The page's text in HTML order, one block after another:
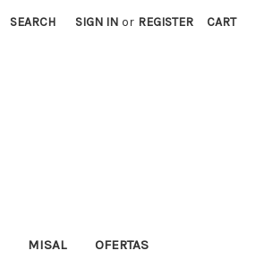
SEARCH SIGN IN or REGISTER CART
MISAL OFERTAS